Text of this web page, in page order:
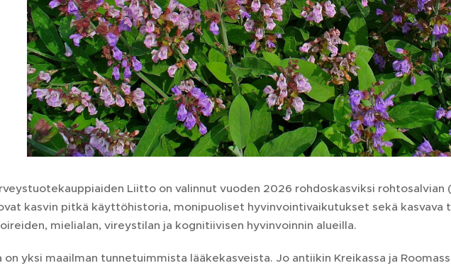
Liitto on valinnut vuoden 2026 rohdoskasviksi rohtosalvian (
kasvin pitkä käyttöhistoria, monipuoliset hyvinvointivaikutukset sekä
mielialan, vireystilan ja kognitiivisen hyvinvoinnin alueilla.
on yksi maailman tunnetuimmista lääkekasveista. Jo antiikin Kreikassa ja